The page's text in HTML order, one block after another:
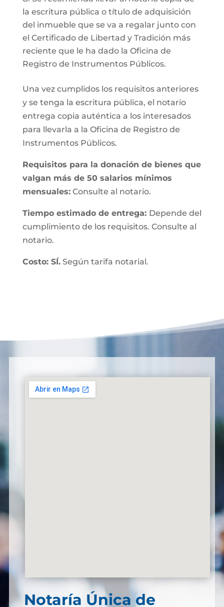
la escritura pública o título de adquisición
del inmueble que se va a regalar junto con
el Certificado de Libertad y Tradición más
reciente que le ha dado la Oficina de
Registro de Instrumentos Públicos.
Una vez cumplidos los requisitos anteriores
y se tenga la escritura pública, el notario
entrega copia auténtica a los interesados
para llevarla a la Oficina de Registro de
Instrumentos Públicos.
Requisitos para la donación de bienes que
valgan más de 50 salarios mínimos
mensuales:Consulte al notario.
Tiempo estimado de entrega: Depende del
cumplimiento de los requisitos. Consulte al
notario.
Costo: SÍ.Según tarifa notarial.
Notaría Única de